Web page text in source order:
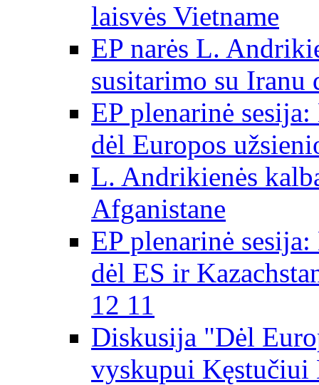
laisvės Vietname
EP narės L.
susitarimo su Iranu
EP plenarinė
dėl Europos
L. Andrikienės
Afganistane
EP plenarinė
dėl ES ir
12 11
Diskusija "Dėl
vyskupui Kęstučiui